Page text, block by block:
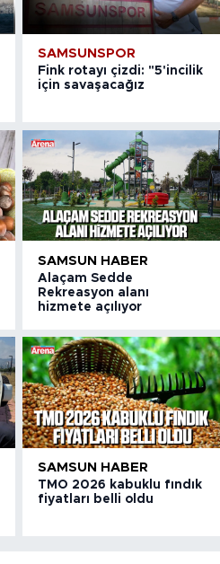
SAMSUNSPOR
Fink rotayı çizdi: "5'incilik
için savaşacağız
SAMSUN HABER
Alaçam Sedde
Rekreasyon alanı
hizmete açılıyor
SAMSUN HABER
TMO 2026 kabuklu fındık
fiyatları belli oldu